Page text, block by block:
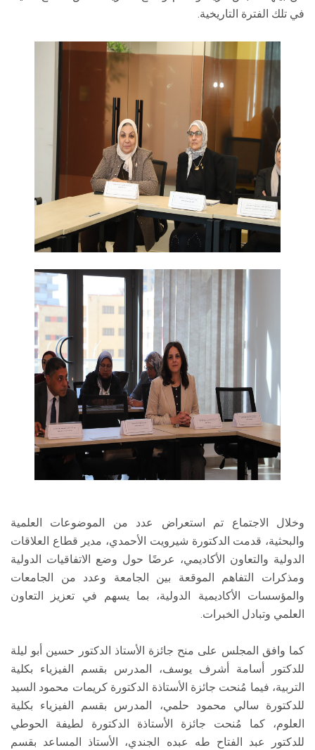
في تلك الفترة التاريخية.
وخلال الاجتماع تم استعراض عدد من الموضوعات العلمية
والبحثية، قدمت الدكتورة شيرويت الأحمدي، مدير قطاع العلاقات
الدولية والتعاون الأكاديمي، عرضًا حول وضع الاتفاقيات الدولية
ومذكرات التفاهم الموقعة بين الجامعة وعدد من الجامعات
والمؤسسات الأكاديمية الدولية، بما يسهم في تعزيز التعاون
العلمي وتبادل الخبرات.
كما وافق المجلس على منح جائزة الأستاذ الدكتور حسين أبو ليلة
للدكتور أسامة أشرف يوسف، المدرس بقسم الفيزياء بكلية
التربية، فيما مُنحت جائزة الأستاذة الدكتورة كريمات محمود السيد
للدكتورة سالي محمود حلمي، المدرس بقسم الفيزياء بكلية
العلوم، كما مُنحت جائزة الأستاذة الدكتورة لطيفة الحوطي
للدكتور عبد الفتاح طه عبده الجندي، الأستاذ المساعد بقسم